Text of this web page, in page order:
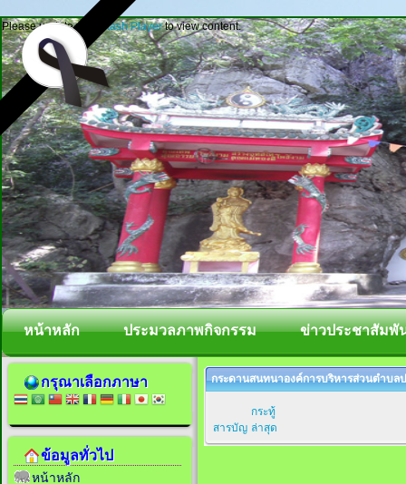
Please update your Flash Playerto view content.
หน้าหลัก ประมวลภาพกิจกรรม ข่าวประชาสัมพั
กระดานสนทนาองค์การบริหารส่วนตำบล
สารบัญ
กระทู้
ล่าสุด
กรุณาเลือกภาษา
ข้อมูลทั่วไป
หน้าหลัก